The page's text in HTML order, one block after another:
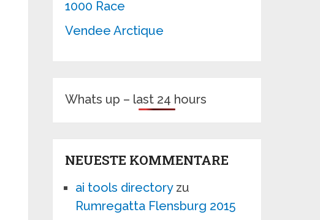
1000 Race
Vendee Arctique
Whats up – last 24 hours
NEUESTE KOMMENTARE
ai tools directoryzu
Rumregatta Flensburg 2015